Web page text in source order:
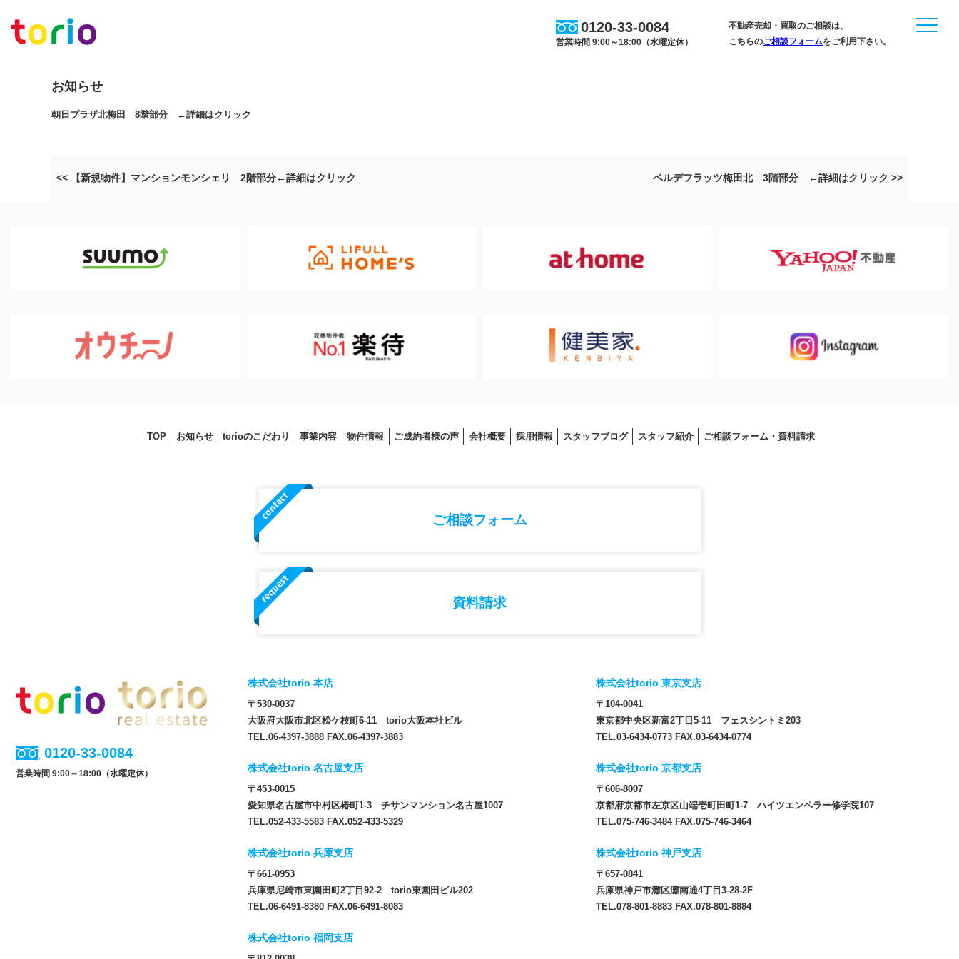
不動産売却・買取のご相談は、
こちらのご相談フォームをご利用下さい。
0120-33-0084
営業時間 9:00～18:00（水曜定休）
お知らせ
朝日プラザ北梅田 8階部分 ←詳細はクリック
<< 【新規物件】マンションモンシェリ 2階部分←詳細はクリック ベルデフラッツ梅田北 3階部分 ←詳細はクリック >>
TOP お知らせ torioのこだわり 事業内容 物件情報 ご成約者様の声 会社概要 採⽤情報 スタッフブログ スタッフ紹介 ご相談フォーム・資料請求
ご相談フォーム
資料請求
0120-33-0084
営業時間 9:00～18:00（水曜定休）
株式会社torio 本店
〒530-0037
大阪府大阪市北区松ケ枝町6-11 torio大阪本社ビル
TEL.06-4397-3888 FAX.06-4397-3883
株式会社torio 東京支店
〒104-0041
東京都中央区新富2丁目5-11 フェスシントミ203
TEL.03-6434-0773 FAX.03-6434-0774
株式会社torio 名古屋支店
〒453-0015
愛知県名古屋市中村区椿町1-3 チサンマンション名古屋1007
TEL.052-433-5583 FAX.052-433-5329
株式会社torio 京都支店
〒606-8007
京都府京都市左京区山端壱町田町1-7 ハイツエンペラー修学院107
TEL.075-746-3484 FAX.075-746-3464
株式会社torio 兵庫支店
〒661-0953
兵庫県尼崎市東園田町2丁目92-2 torio東園田ビル202
TEL.06-6491-8380 FAX.06-6491-8083
株式会社torio 神戸支店
〒657-0841
兵庫県神戸市灘区灘南通4丁目3-28-2F
TEL.078-801-8883 FAX.078-801-8884
株式会社torio 福岡支店